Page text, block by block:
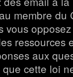
membre du
vous
ressources
aux
cette loi